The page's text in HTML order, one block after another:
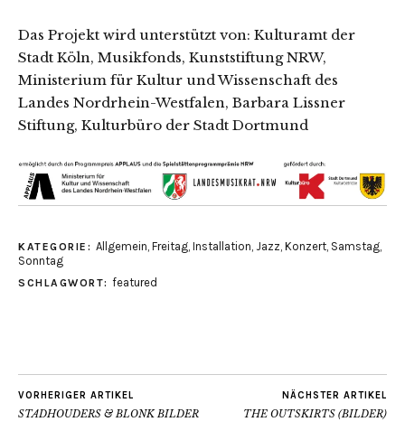
Das Projekt wird unterstützt von: Kulturamt der
Stadt Köln, Musikfonds, Kunststiftung NRW,
Ministerium für Kultur und Wissenschaft des
Landes Nordrhein-Westfalen, Barbara Lissner
Stiftung, Kulturbüro der Stadt Dortmund
KATEGORIE: Allgemein Freitag, Installation Jazz Konzert, Samstag,
Sonntag
SCHLAGWORT: featured
VORHERIGER ARTIKEL
STADHOUDERS & BLONK BILDER
NÄCHSTER ARTIKEL
THE OUTSKIRTS (BILDER)